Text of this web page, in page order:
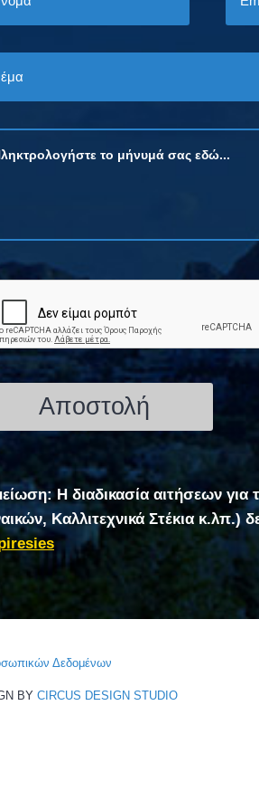
Η διαδικασία αιτήσεων για
Καλλιτεχνικά Στέκια κ.λπ.)
Δεδομένων
BY CIRCUS DESIGN STUDIO